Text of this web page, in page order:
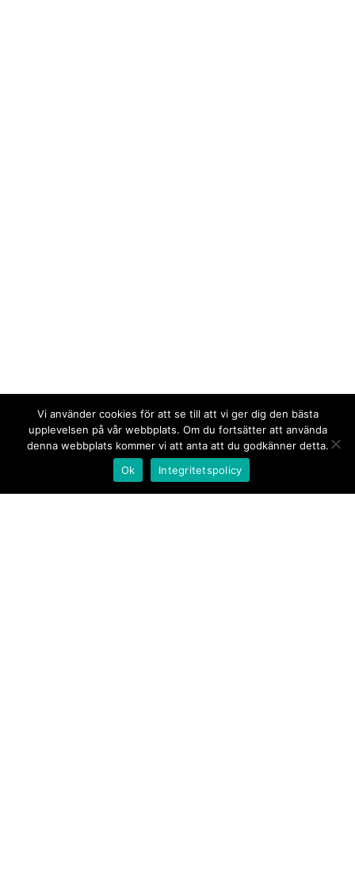
Vi använder cookies för att se till att vi ger dig den bästa
upplevelsen på vår webbplats. Om du fortsätter att använda
denna webbplats kommer vi att anta att du godkänner detta.
Ok
Integritetspolicy